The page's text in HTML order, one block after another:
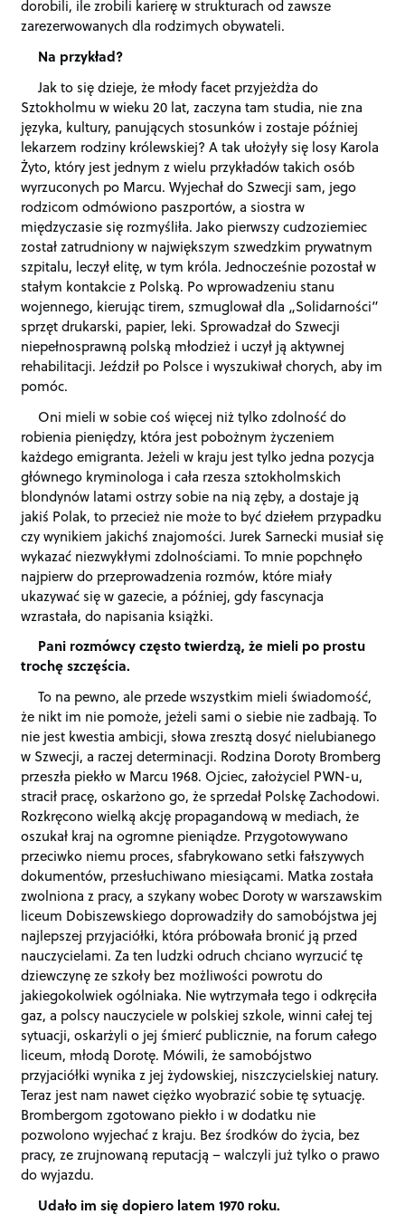
dorobili, ile zrobili karierę w strukturach od zawsze
zarezerwowanych dla rodzimych obywateli.
Na przykład?
Jak to się dzieje, że młody facet przyjeżdża do
Sztokholmu w wieku 20 lat, zaczyna tam studia, nie zna
języka, kultury, panujących stosunków i zostaje później
lekarzem rodziny królewskiej? A tak ułożyły się losy Karola
Żyto, który jest jednym z wielu przykładów takich osób
wyrzuconych po Marcu. Wyjechał do Szwecji sam, jego
rodzicom odmówiono paszportów, a siostra w
międzyczasie się rozmyśliła. Jako pierwszy cudzoziemiec
został zatrudniony w największym szwedzkim prywatnym
szpitalu, leczył elitę, w tym króla. Jednocześnie pozostał w
stałym kontakcie z Polską. Po wprowadzeniu stanu
wojennego, kierując tirem, szmuglował dla „Solidarności”
sprzęt drukarski, papier, leki. Sprowadzał do Szwecji
niepełnosprawną polską młodzież i uczył ją aktywnej
rehabilitacji. Jeździł po Polsce i wyszukiwał chorych, aby im
pomóc.
Oni mieli w sobie coś więcej niż tylko zdolność do
robienia pieniędzy, która jest pobożnym życzeniem
każdego emigranta. Jeżeli w kraju jest tylko jedna pozycja
głównego kryminologa i cała rzesza sztokholmskich
blondynów latami ostrzy sobie na nią zęby, a dostaje ją
jakiś Polak, to przecież nie może to być dziełem przypadku
czy wynikiem jakichś znajomości. Jurek Sarnecki musiał się
wykazać niezwykłymi zdolnościami. To mnie popchnęło
najpierw do przeprowadzenia rozmów, które miały
ukazywać się w gazecie, a później, gdy fascynacja
wzrastała, do napisania książki.
Pani rozmówcy często twierdzą, że mieli po prostu
trochę szczęścia.
To na pewno, ale przede wszystkim mieli świadomość,
że nikt im nie pomoże, jeżeli sami o siebie nie zadbają. To
nie jest kwestia ambicji, słowa zresztą dosyć nielubianego
w Szwecji, a raczej determinacji. Rodzina Doroty Bromberg
przeszła piekło w Marcu 1968. Ojciec, założyciel PWN-u,
stracił pracę, oskarżono go, że sprzedał Polskę Zachodowi.
Rozkręcono wielką akcję propagandową w mediach, że
oszukał kraj na ogromne pieniądze. Przygotowywano
przeciwko niemu proces, sfabrykowano setki fałszywych
dokumentów, przesłuchiwano miesiącami. Matka została
zwolniona z pracy, a szykany wobec Doroty w warszawskim
liceum Dobiszewskiego doprowadziły do samobójstwa jej
najlepszej przyjaciółki, która próbowała bronić ją przed
nauczycielami. Za ten ludzki odruch chciano wyrzucić tę
dziewczynę ze szkoły bez możliwości powrotu do
jakiegokolwiek ogólniaka. Nie wytrzymała tego i odkręciła
gaz, a polscy nauczyciele w polskiej szkole, winni całej tej
sytuacji, oskarżyli o jej śmierć publicznie, na forum całego
liceum, młodą Dorotę. Mówili, że samobójstwo
przyjaciółki wynika z jej żydowskiej, niszczycielskiej natury.
Teraz jest nam nawet ciężko wyobrazić sobie tę sytuację.
Brombergom zgotowano piekło i w dodatku nie
pozwolono wyjechać z kraju. Bez środków do życia, bez
pracy, ze zrujnowaną reputacją – walczyli już tylko o prawo
do wyjazdu.
Udało im się dopiero latem 1970 roku.